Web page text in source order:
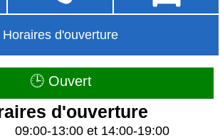
Horaires d'ouverture
🕒 Ouvert
d'ouverture
09:00-13:00 et 14:00-19:00